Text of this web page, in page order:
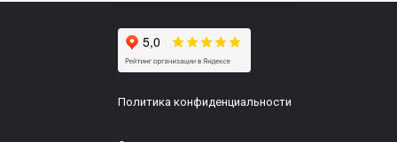
Политика конфиденциальности